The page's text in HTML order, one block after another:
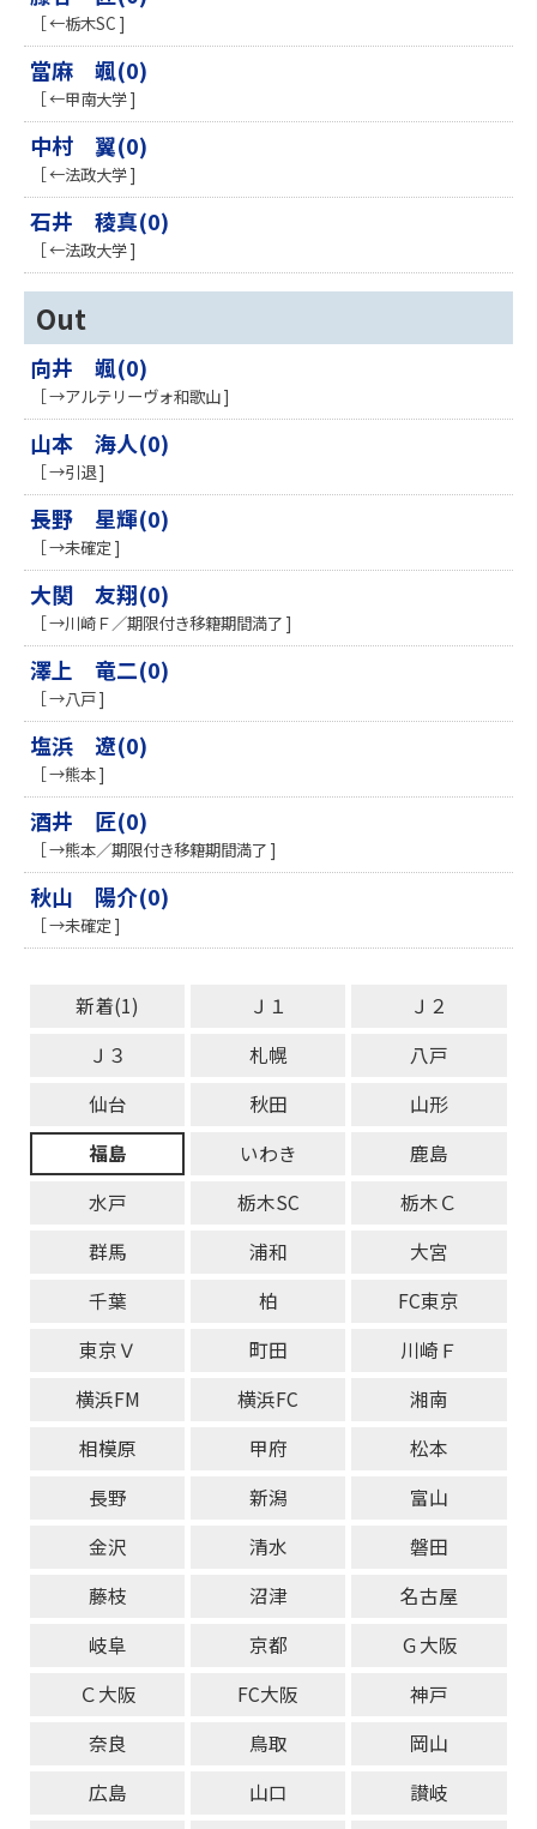
［ ←栃木SC ]
當麻 颯(0)
［ ←甲南大学 ]
中村 翼(0)
［ ←法政大学 ]
石井 稜真(0)
［ ←法政大学 ]
Out
向井 颯(0)
［ →アルテリーヴォ和歌山 ]
山本 海人(0)
［ →引退 ]
長野 星輝(0)
［ →未確定 ]
大関 友翔(0)
［ →川崎Ｆ／期限付き移籍期間満了 ]
澤上 竜二(0)
［ →八戸 ]
塩浜 遼(0)
［ →熊本 ]
酒井 匠(0)
［ →熊本／期限付き移籍期間満了 ]
秋山 陽介(0)
［ →未確定 ]
新着(1) Ｊ１
Ｊ２
Ｊ３
札幌
八戸
仙台
秋田
山形
福島
いわき
鹿島
水戸
栃木SC
栃木Ｃ
群馬
浦和
大宮
千葉
柏
FC東京
東京Ｖ
町田
川崎Ｆ
横浜FM
横浜FC
湘南
相模原
甲府
松本
長野
新潟
富山
金沢
清水
磐田
藤枝
沼津
名古屋
岐阜
京都
Ｇ大阪
Ｃ大阪
FC大阪
神戸
奈良
鳥取
岡山
広島
山口
讃岐